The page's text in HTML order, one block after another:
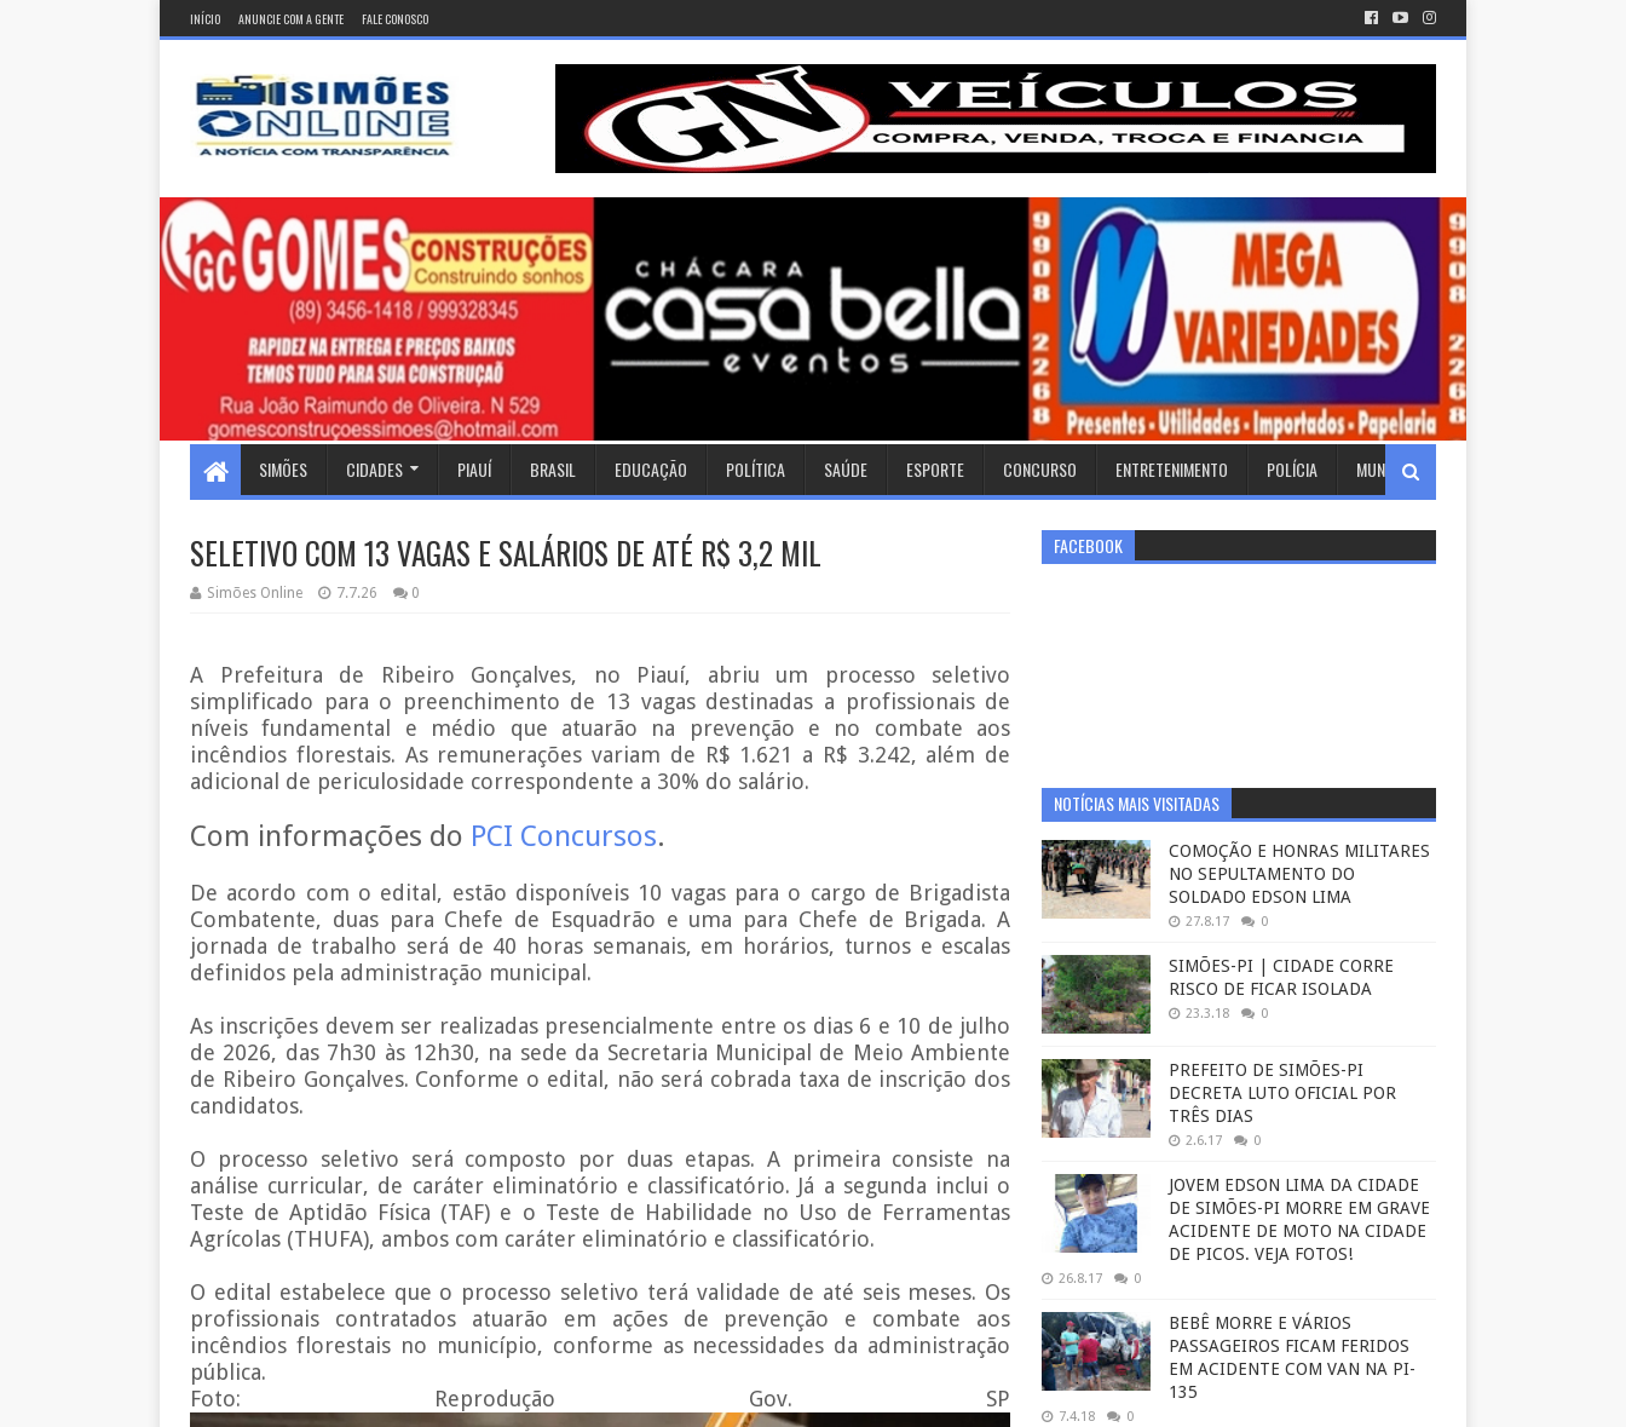
INÍCIO ANUNCIE COM A GENTE FALE CONOSCO
SIMÕES CIDADES PIAUÍ BRASIL EDUCAÇÃO POLÍTICA SAÚDE ESPORTE CONCURSO ENTRETENIMENTO POLÍCIA MUNDO
SELETIVO COM 13 VAGAS E SALÁRIOS DE ATÉ R$ 3,2 MIL
Simões Online 7.7.26 0
A Prefeitura de Ribeiro Gonçalves, no Piauí, abriu um processo seletivo
simplificado para o preenchimento de 13 vagas destinadas a profissionais de
níveis fundamental e médio que atuarão na prevenção e no combate aos
incêndios florestais. As remunerações variam de R$ 1.621 a R$ 3.242, além de
adicional de periculosidade correspondente a 30% do salário.
Com informações do PCI Concursos.
De acordo com o edital, estão disponíveis 10 vagas para o cargo de Brigadista
Combatente, duas para Chefe de Esquadrão e uma para Chefe de Brigada. A
jornada de trabalho será de 40 horas semanais, em horários, turnos e escalas
definidos pela administração municipal.
As inscrições devem ser realizadas presencialmente entre os dias 6 e 10 de julho
de 2026, das 7h30 às 12h30, na sede da Secretaria Municipal de Meio Ambiente
de Ribeiro Gonçalves. Conforme o edital, não será cobrada taxa de inscrição dos
candidatos.
O processo seletivo será composto por duas etapas. A primeira consiste na
análise curricular, de caráter eliminatório e classificatório. Já a segunda inclui o
Teste de Aptidão Física (TAF) e o Teste de Habilidade no Uso de Ferramentas
Agrícolas (THUFA), ambos com caráter eliminatório e classificatório.
O edital estabelece que o processo seletivo terá validade de até seis meses. Os
profissionais contratados atuarão em ações de prevenção e combate aos
incêndios florestais no município, conforme as necessidades da administração
pública.
Foto: Reprodução Gov. SP
FACEBOOK
NOTÍCIAS MAIS VISITADAS
COMOÇÃO E HONRAS MILITARES
NO SEPULTAMENTO DO
SOLDADO EDSON LIMA
27.8.17 0
SIMÕES-PI | CIDADE CORRE
RISCO DE FICAR ISOLADA
23.3.18 0
PREFEITO DE SIMÕES-PI
DECRETA LUTO OFICIAL POR
TRÊS DIAS
2.6.17 0
JOVEM EDSON LIMA DA CIDADE
DE SIMÕES-PI MORRE EM GRAVE
ACIDENTE DE MOTO NA CIDADE
DE PICOS. VEJA FOTOS!
26.8.17 0
BEBÊ MORRE E VÁRIOS
PASSAGEIROS FICAM FERIDOS
EM ACIDENTE COM VAN NA PI-
135
7.4.18 0